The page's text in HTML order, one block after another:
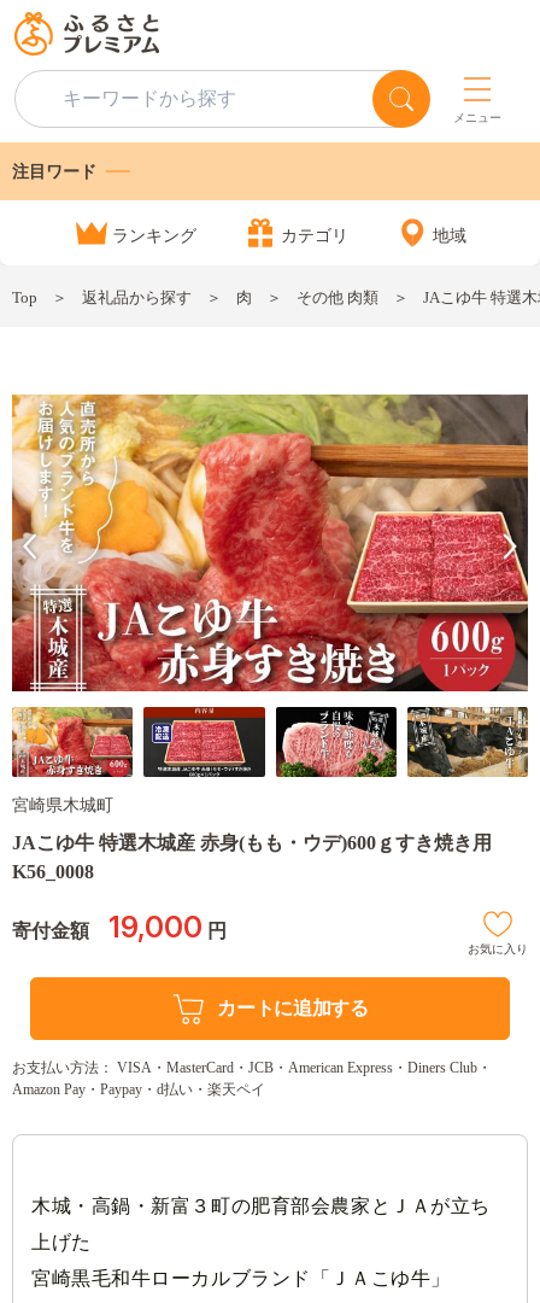
メニュー
注目ワード
ランキング カテゴリ 地域
Top 返礼品から探す 肉 その他 肉類 JAこゆ牛 特選
宮崎県木城町
JAこゆ牛 特選木城産 赤身(もも・ウデ)600ｇすき焼き用
K56_0008
寄付金額 19,000 円
お気に入り
カートに追加する
お支払い方法： VISA・MasterCard・JCB・American Express・Diners Club・
Amazon Pay・Paypay・d払い・楽天ペイ
木城・高鍋・新富３町の肥育部会農家とＪＡが立ち
上げた
宮崎黒毛和牛ローカルブランド「ＪＡこゆ牛」